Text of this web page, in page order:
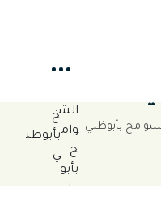
الشوامخ
بأبوظبي